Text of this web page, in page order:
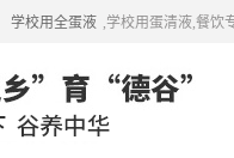
学校用全蛋液 ,学校用蛋清液,餐饮